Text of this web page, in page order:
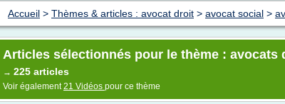
Accueil > Thèmes & articles : avocat droit > avocat social >
Articles sélectionnés pour le thème : avocats
→ 225 articles
Voir également21 Vidéos pour ce thème